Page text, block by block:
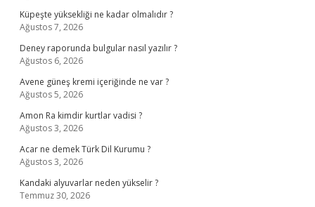
Küpeşte yüksekliği ne kadar olmalıdır ?
Ağustos 7, 2026
Deney raporunda bulgular nasıl yazılır ?
Ağustos 6, 2026
Avene güneş kremi içeriğinde ne var ?
Ağustos 5, 2026
Amon Ra kimdir kurtlar vadisi ?
Ağustos 3, 2026
Acar ne demek Türk Dil Kurumu ?
Ağustos 3, 2026
Kandaki alyuvarlar neden yükselir ?
Temmuz 30, 2026